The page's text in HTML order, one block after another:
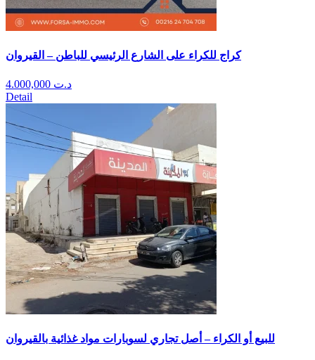
كراج للكراء على الشارع الرئيسي للباطن – القيروان
د.ت
Detail
للبيع أو الكراء – أصل تجاري لسوبارات مواد غذائية بالقيروان